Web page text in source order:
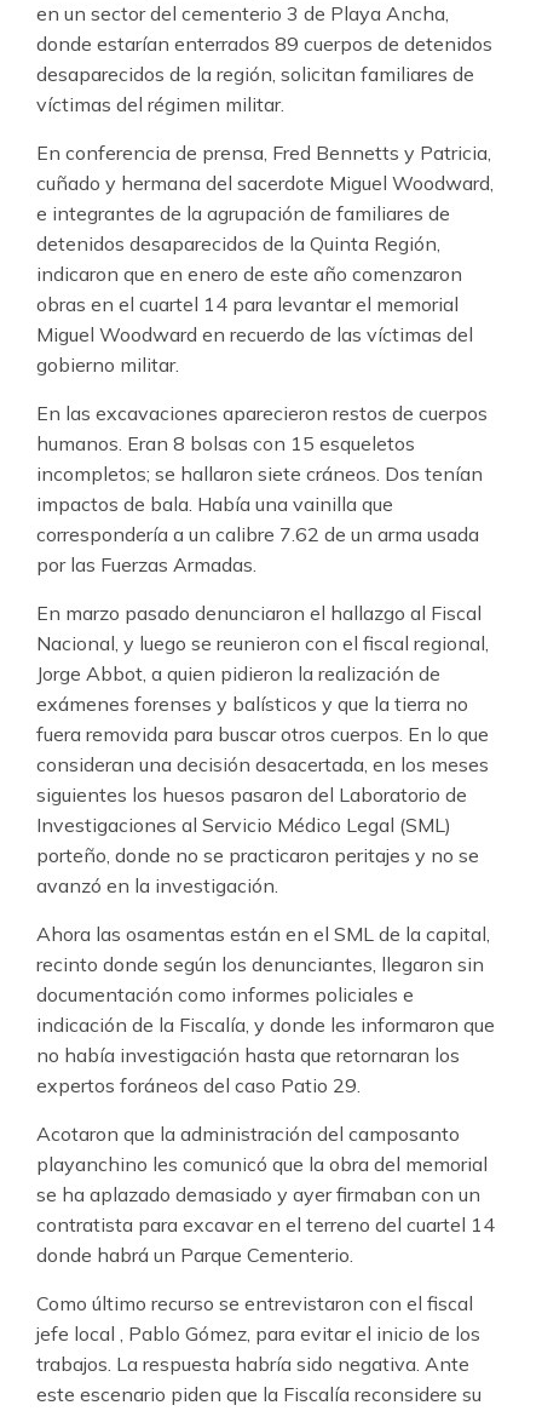
en un sector del cementerio 3 de Playa Ancha,
donde estarían enterrados 89 cuerpos de detenidos
desaparecidos de la región, solicitan familiares de
víctimas del régimen militar.
En conferencia de prensa, Fred Bennetts y Patricia,
cuñado y hermana del sacerdote Miguel Woodward,
e integrantes de la agrupación de familiares de
detenidos desaparecidos de la Quinta Región,
indicaron que en enero de este año comenzaron
obras en el cuartel 14 para levantar el memorial
Miguel Woodward en recuerdo de las víctimas del
gobierno militar.
En las excavaciones aparecieron restos de cuerpos
humanos. Eran 8 bolsas con 15 esqueletos
incompletos; se hallaron siete cráneos. Dos tenían
impactos de bala. Había una vainilla que
correspondería a un calibre 7.62 de un arma usada
por las Fuerzas Armadas.
En marzo pasado denunciaron el hallazgo al Fiscal
Nacional, y luego se reunieron con el fiscal regional,
Jorge Abbot, a quien pidieron la realización de
exámenes forenses y balísticos y que la tierra no
fuera removida para buscar otros cuerpos. En lo que
consideran una decisión desacertada, en los meses
siguientes los huesos pasaron del Laboratorio de
Investigaciones al Servicio Médico Legal (SML)
porteño, donde no se practicaron peritajes y no se
avanzó en la investigación.
Ahora las osamentas están en el SML de la capital,
recinto donde según los denunciantes, llegaron sin
documentación como informes policiales e
indicación de la Fiscalía, y donde les informaron que
no había investigación hasta que retornaran los
expertos foráneos del caso Patio 29.
Acotaron que la administración del camposanto
playanchino les comunicó que la obra del memorial
se ha aplazado demasiado y ayer firmaban con un
contratista para excavar en el terreno del cuartel 14
donde habrá un Parque Cementerio.
Como último recurso se entrevistaron con el fiscal
jefe local , Pablo Gómez, para evitar el inicio de los
trabajos. La respuesta habría sido negativa. Ante
este escenario piden que la Fiscalía reconsidere su